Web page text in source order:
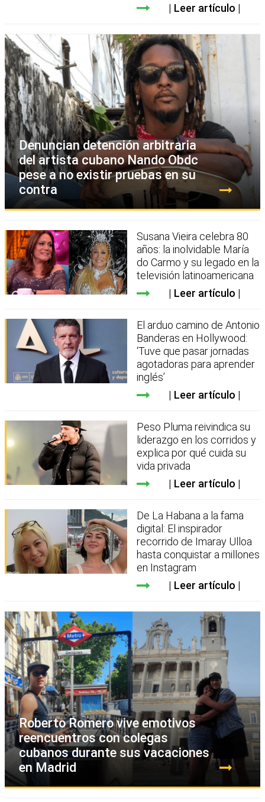
Leer artículo
Denuncian detención arbitraria
del artista cubano Nando Obdc
pese a no existir pruebas en su
contra
Susana Vieira celebra 80
años: la inolvidable María
do Carmo y su legado en la
televisión latinoamericana
Leer artículo
El arduo camino de Antonio
Banderas en Hollywood:
‘Tuve que pasar jornadas
agotadoras para aprender
inglés’
Leer artículo
Peso Pluma reivindica su
liderazgo en los corridos y
explica por qué cuida su
vida privada
Leer artículo
De La Habana a la fama
digital: El inspirador
recorrido de Imaray Ulloa
hasta conquistar a millones
en Instagram
Leer artículo
Roberto Romero vive emotivos
reencuentros con colegas
cubanos durante sus vacaciones
en Madrid